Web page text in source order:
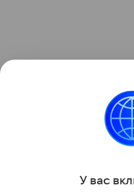
Где
У вас